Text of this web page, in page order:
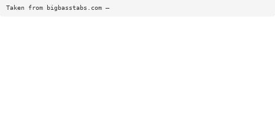
Taken from bigbasstabs.com —